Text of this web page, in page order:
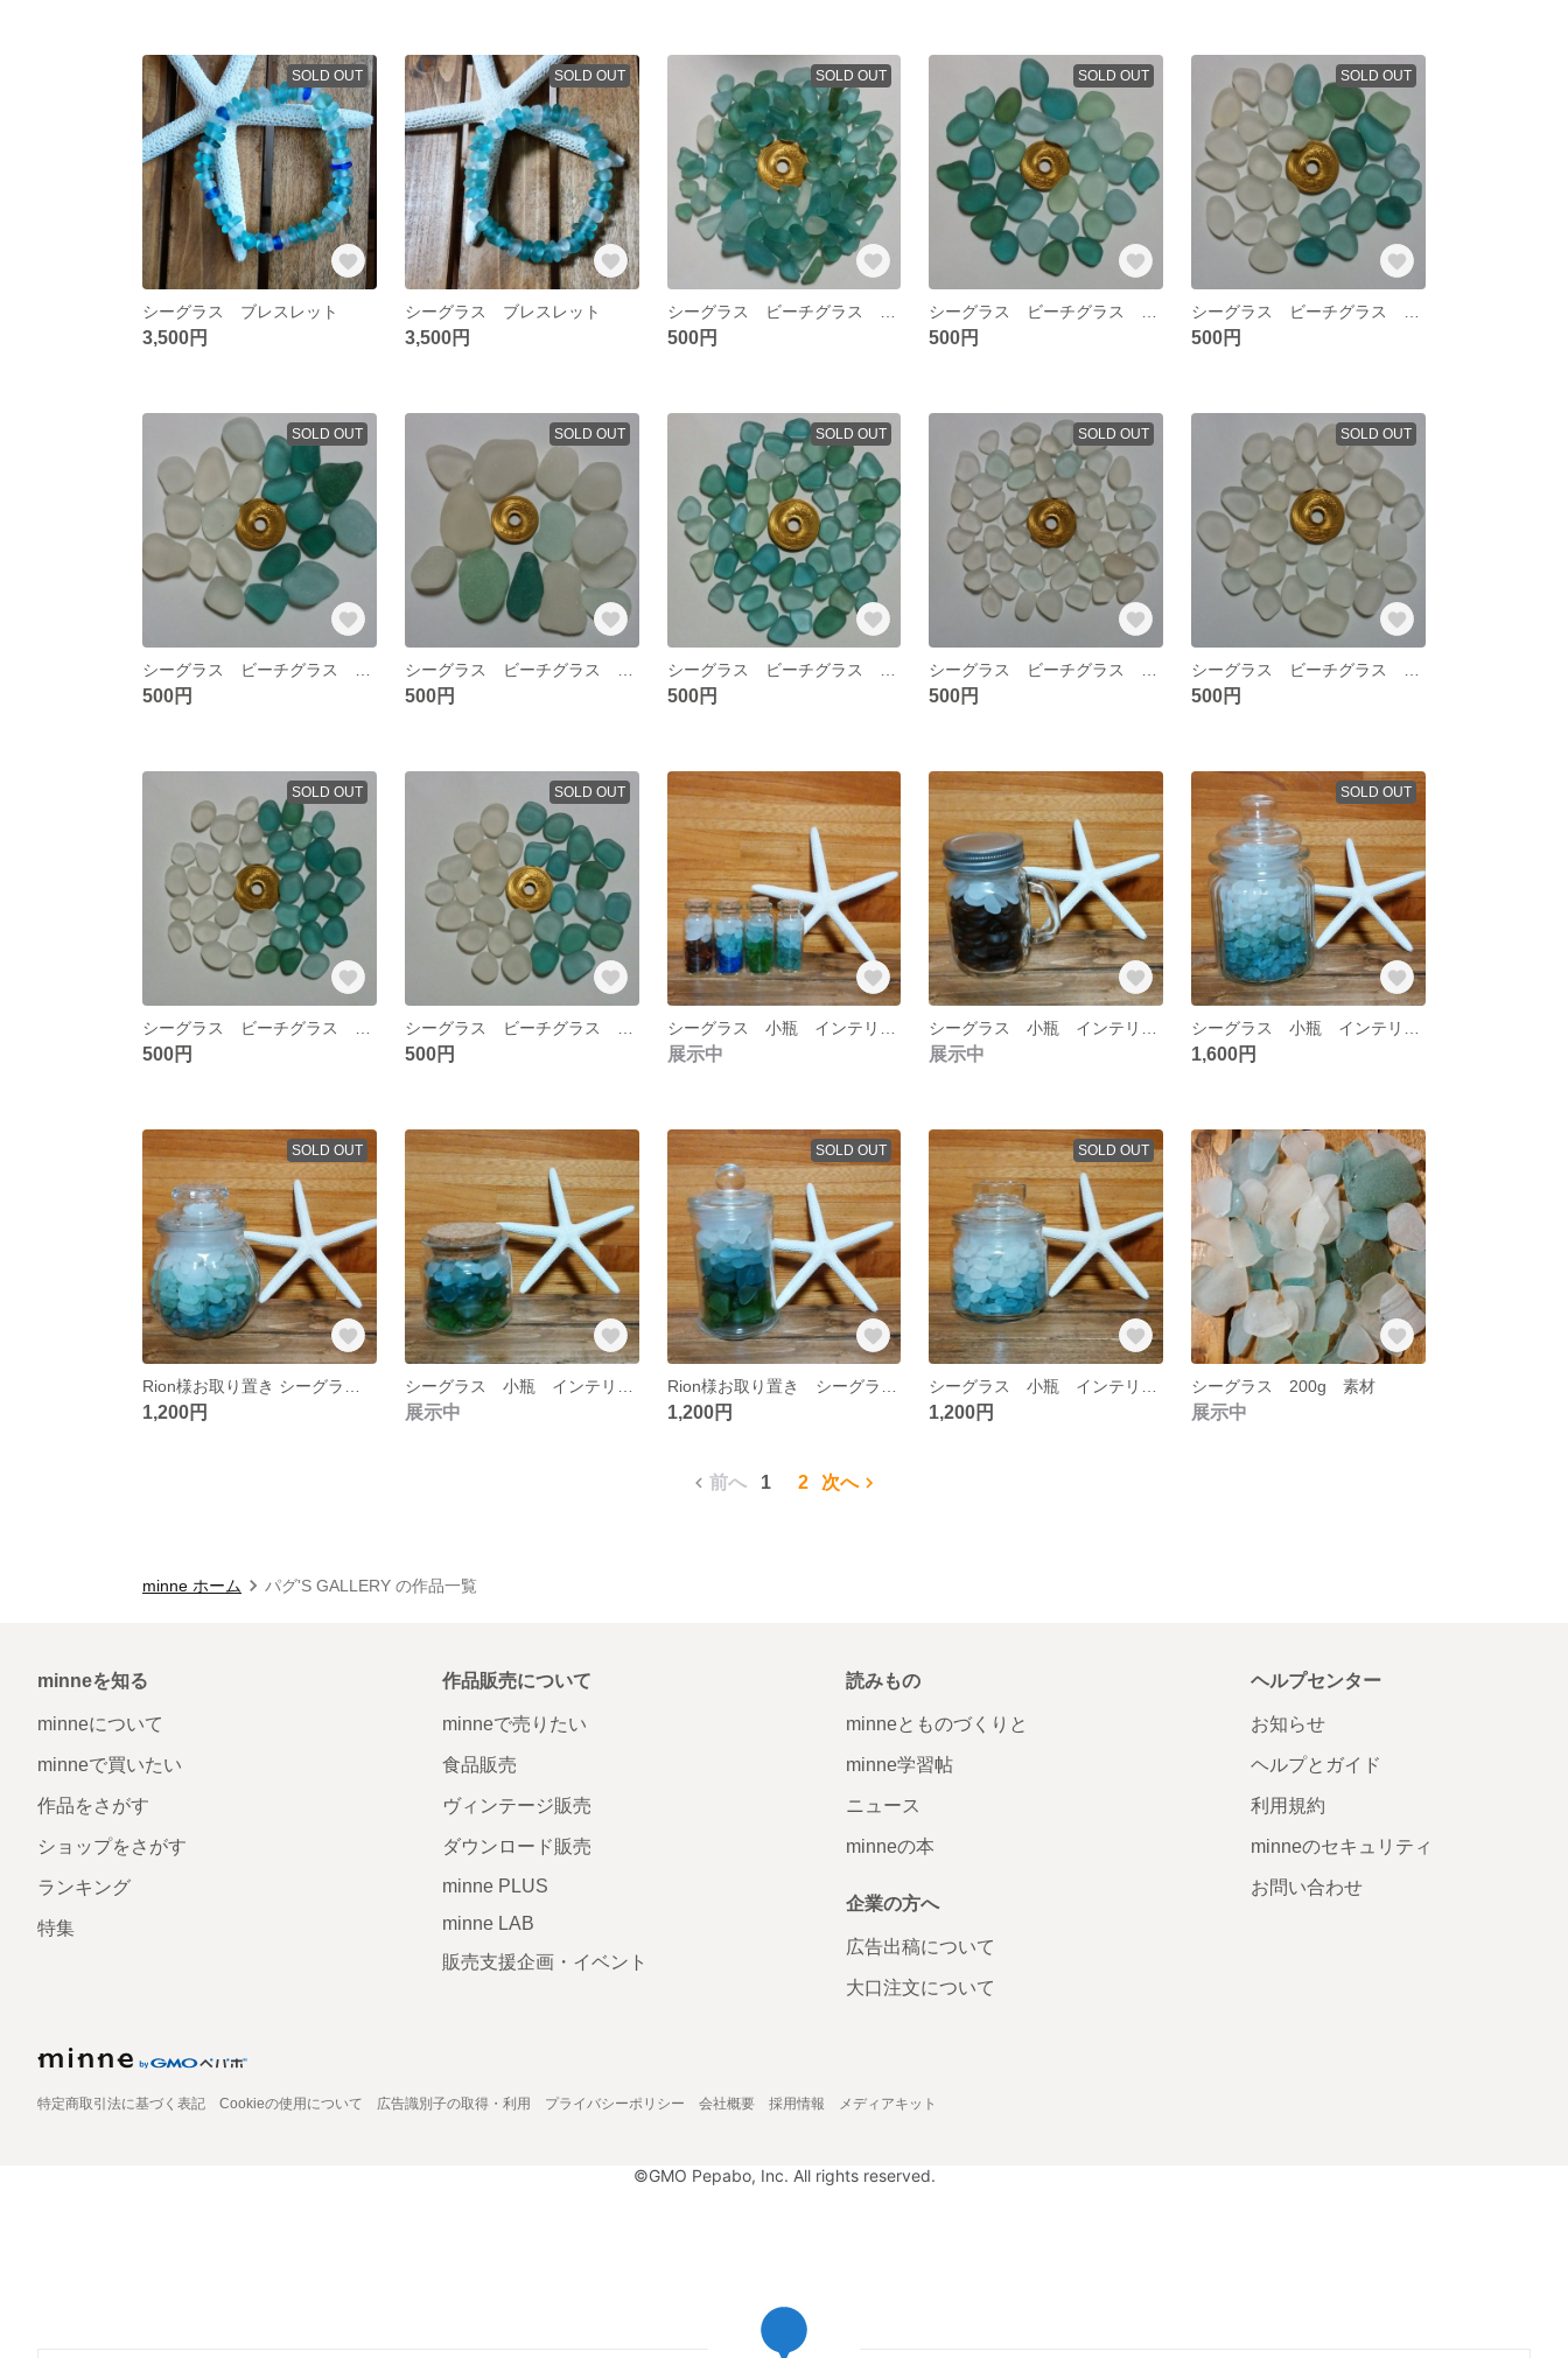
SOLD OUT
シーグラス ブレスレット
3,500円
SOLD OUT
シーグラス ブレスレット
3,500円
SOLD OUT
500円
SOLD OUT
500円
SOLD OUT
500円
SOLD OUT
500円
SOLD OUT
500円
SOLD OUT
500円
SOLD OUT
500円
SOLD OUT
500円
SOLD OUT
500円
SOLD OUT
500円 展示中 展示中
SOLD OUT
1,600円
SOLD OUT
1,200円 展示中
SOLD OUT
1,200円
SOLD OUT
1,200円
シーグラス 200g 素材
展示中
前へ 1 2 次へ
minne ホーム パグ'S GALLERY の作品一覧
minneを知る
minneについて
minneで買いたい
作品をさがす
ショップをさがす
ランキング
特集
作品販売について
minneで売りたい
食品販売
ヴィンテージ販売
ダウンロード販売
minne PLUS
minne LAB
販売支援企画・イベント
読みもの
minneとものづくりと
minne学習帖
ニュース
minneの本
企業の方へ
広告出稿について
大口注文について
ヘルプセンター
お知らせ
ヘルプとガイド
利用規約
minneのセキュリティ
お問い合わせ
特定商取引法に基づく表記 Cookieの使用について 広告識別子の取得・利用 プライバシーポリシー 会社概要 採用情報 メディアキット
©GMO Pepabo, Inc. All rights reserved.